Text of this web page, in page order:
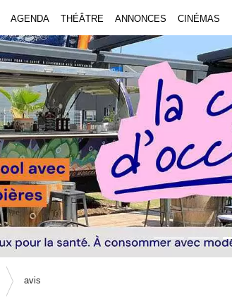
AGENDA THÉÂTRE ANNONCES CINÉMAS
avis